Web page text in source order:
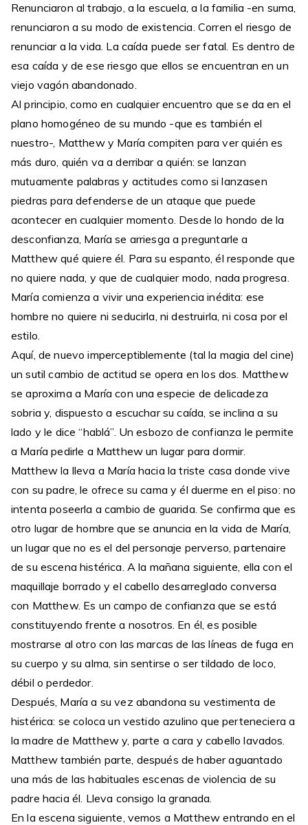
Renunciaron al trabajo, a la escuela, a la familia -en suma,
renunciaron a su modo de existencia. Corren el riesgo de
renunciar a la vida. La caída puede ser fatal. Es dentro de
esa caída y de ese riesgo que ellos se encuentran en un
viejo vagón abandonado.
Al principio, como en cualquier encuentro que se da en el
plano homogéneo de su mundo -que es también el
nuestro-, Matthew y María compiten para ver quién es
más duro, quién va a derribar a quién: se lanzan
mutuamente palabras y actitudes como si lanzasen
piedras para defenderse de un ataque que puede
acontecer en cualquier momento. Desde lo hondo de la
desconfianza, María se arriesga a preguntarle a
Matthew qué quiere él. Para su espanto, él responde que
no quiere nada, y que de cualquier modo, nada progresa.
María comienza a vivir una experiencia inédita: ese
hombre no quiere ni seducirla, ni destruirla, ni cosa por el
estilo.
Aquí, de nuevo imperceptiblemente (tal la magia del cine)
un sutil cambio de actitud se opera en los dos. Matthew
se aproxima a María con una especie de delicadeza
sobria y, dispuesto a escuchar su caída, se inclina a su
lado y le dice “hablá”. Un esbozo de confianza le permite
a María pedirle a Matthew un lugar para dormir.
Matthew la lleva a María hacia la triste casa donde vive
con su padre, le ofrece su cama y él duerme en el piso: no
intenta poseerla a cambio de guarida. Se confirma que es
otro lugar de hombre que se anuncia en la vida de María,
un lugar que no es el del personaje perverso, partenaire
de su escena histérica. A la mañana siguiente, ella con el
maquillaje borrado y el cabello desarreglado conversa
con Matthew. Es un campo de confianza que se está
constituyendo frente a nosotros. En él, es posible
mostrarse al otro con las marcas de las líneas de fuga en
su cuerpo y su alma, sin sentirse o ser tildado de loco,
débil o perdedor.
Después, María a su vez abandona su vestimenta de
histérica: se coloca un vestido azulino que perteneciera a
la madre de Matthew y, parte a cara y cabello lavados.
Matthew también parte, después de haber aguantado
una más de las habituales escenas de violencia de su
padre hacia él. Lleva consigo la granada.
En la escena siguiente, vemos a Matthew entrando en el